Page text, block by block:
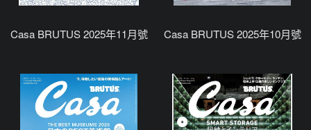
Casa BRUTUS 2025年11月號 Casa BRUTUS 2025年10月號